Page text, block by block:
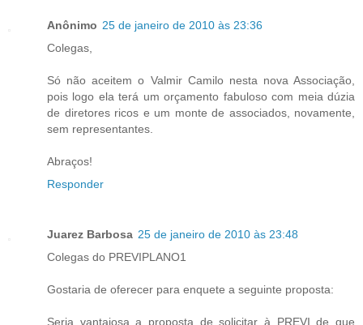
Anônimo 25 de janeiro de 2010 às 23:36
Colegas,
Só não aceitem o Valmir Camilo nesta nova Associação,
pois logo ela terá um orçamento fabuloso com meia dúzia
de diretores ricos e um monte de associados, novamente,
sem representantes.
Abraços!
Responder
Juarez Barbosa 25 de janeiro de 2010 às 23:48
Colegas do PREVIPLANO1
Gostaria de oferecer para enquete a seguinte proposta:
Seria vantajosa a proposta de solicitar à PREVI de que